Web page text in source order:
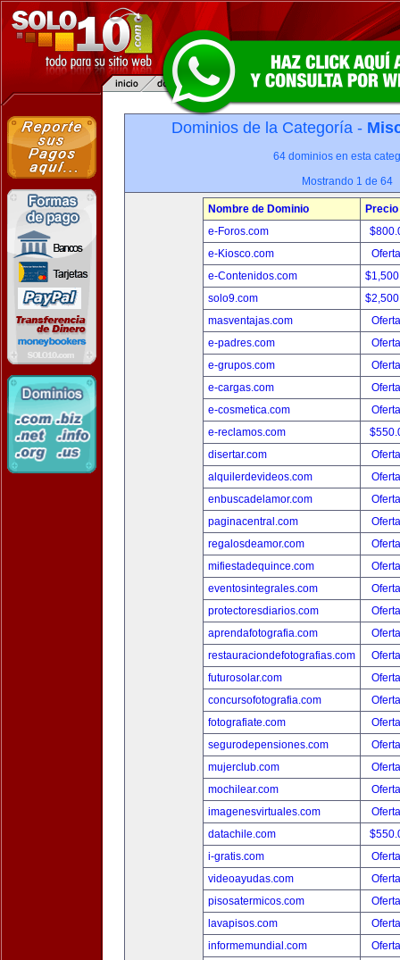
Dominios de la Categoría -
64 dominios en esta
Mostrando 1 de 64
Nombre de Dominio
Precio
e-Foros.com
e-Kiosco.com
e-Contenidos.com
solo9.com
masventajas.com
e-padres.com
e-grupos.com
e-cargas.com
e-cosmetica.com
e-reclamos.com
disertar.com
alquilerdevideos.com
enbuscadelamor.com
paginacentral.com
regalosdeamor.com
mifiestadequince.com
eventosintegrales.com
protectoresdiarios.com
aprendafotografia.com
restauraciondefotografias.com
futurosolar.com
concursofotografia.com
fotografiate.com
segurodepensiones.com
mujerclub.com
mochilear.com
imagenesvirtuales.com
datachile.com
i-gratis.com
videoayudas.com
pisosatermicos.com
lavapisos.com
informemundial.com